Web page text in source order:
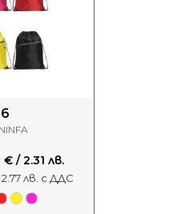
€ / 2.31 лв.
2.77 лв. с ДДС